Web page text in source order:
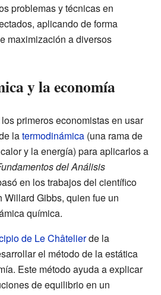
problemas y técnicas en
aplicando de forma
maximización a diversos
y la economía
primeros economistas en usar
latermodinámica (una rama de
y la energía) para aplicarlos a
del Análisis
en los trabajos del científico
Gibbs, quien fue un
química.
de Le Châtelierde la
el método de la estática
Este método ayuda a explicar
de equilibrio en un